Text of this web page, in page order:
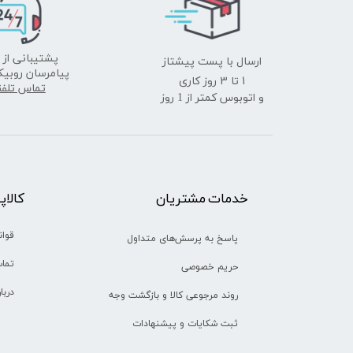
ارسال با پست پیشتاز
​​​​​​​1 تا 3 روز کاری
و اتوبوس کمتر از 1 روز
پشتیبانی
پیامرسان
تماس
خدمات مشتریان
پاسخ به پرسش‌های متداول
حریم خصوصی
روند مرجوعی کالا و بازگشت وجه
ثبت شکایات و پیشنهادات